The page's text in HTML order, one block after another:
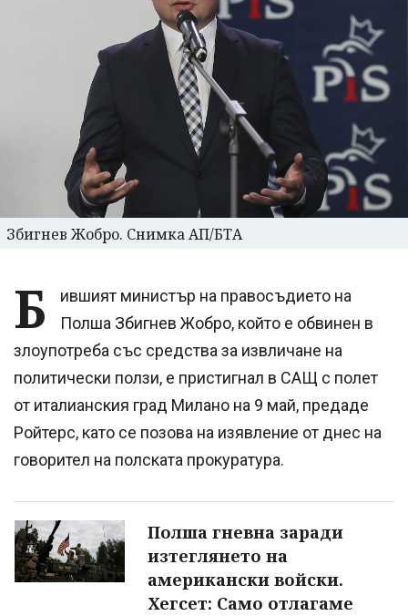
Збигнев Жобро. Снимка АП/БТА
Б
ившият министър на правосъдието на
Полша Збигнев Жобро, който е обвинен в
злоупотреба със средства за извличане на
политически ползи, е пристигнал в САЩ с полет
от италианския град Милано на 9 май, предаде
Ройтерс, като се позова на изявление от днес на
говорител на полската прокуратура.
Полша гневна заради
изтеглянето на
американски войски.
Хегсет: Само отлагаме